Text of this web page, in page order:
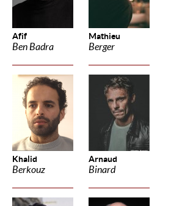
Afif
Ben Badra
Mathieu
Berger
Khalid
Berkouz
Arnaud
Binard